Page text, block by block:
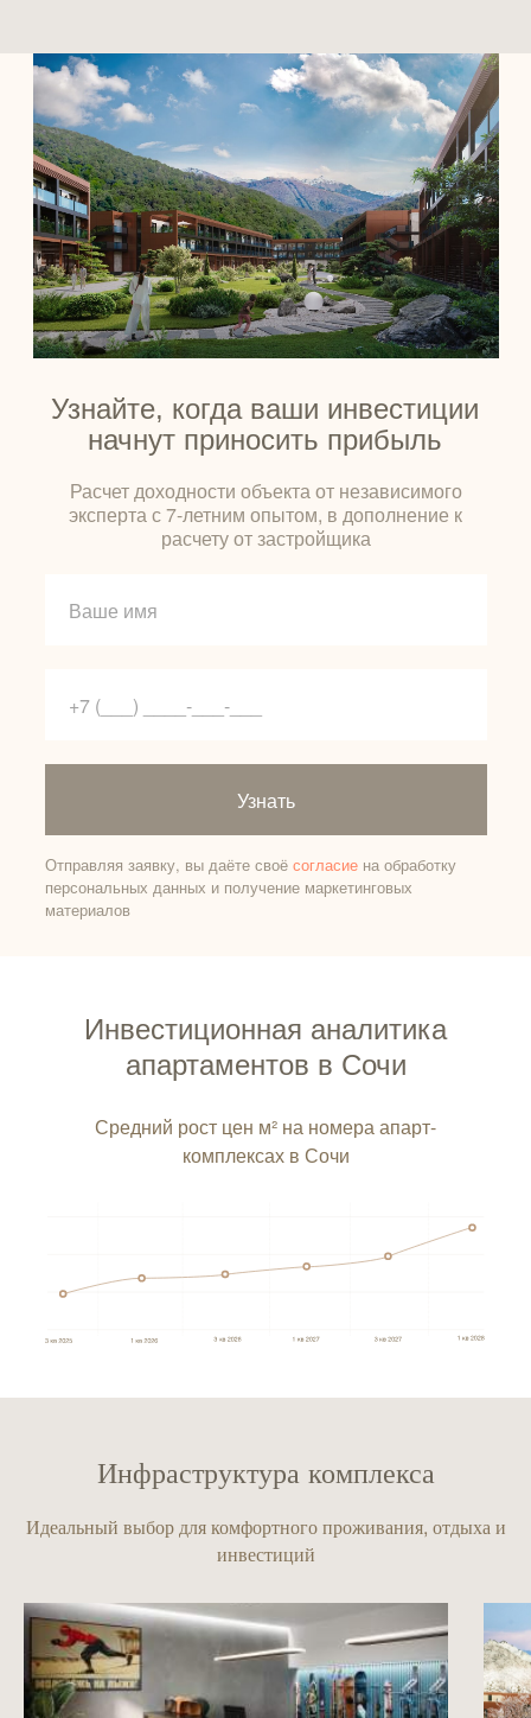
Узнать
Отправляя заявку, вы даёте своё согласиена обработку
персональных данных и получение маркетинговых
материалов
Расчет доходности объекта от независимого
эксперта с 7-летним опытом, в дополнение к
расчету от застройщика
Узнайте, когда ваши инвестиции
начнут приносить прибыль
Инвестиционная аналитика
апартаментов в Сочи
Средний рост цен м² на номера апарт-
комплексах в Сочи
Инфраструктура комплекса
Идеальный выбор для комфортного проживания, отдыха и
инвестиций